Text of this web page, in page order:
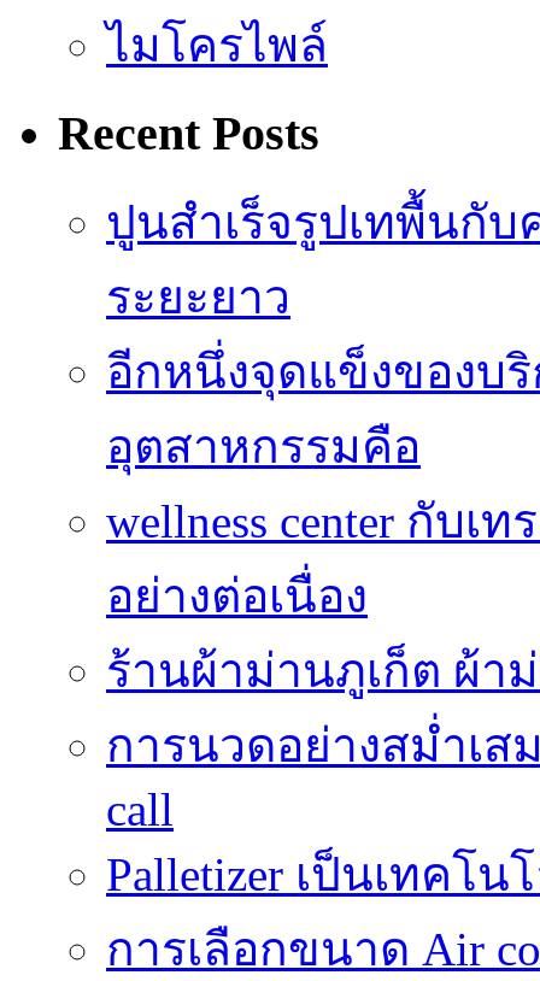
ไมโครไพล์
Recent Posts
ปูนสำเร็จรูปเทพื้นกั
ระยะยาว
อีกหนึ่งจุดแข็งของบ
อุตสาหกรรมคือ
wellness center กับ
อย่างต่อเนื่อง
ร้านผ้าม่านภูเก็ต ผ้า
การนวดอย่างสม่ำเสม
call
Palletizer เป็นเทคโ
การเลือกขนาด Air